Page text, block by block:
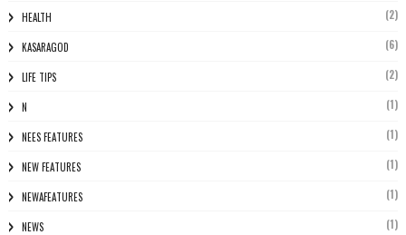
HEALTH (2)
KASARAGOD (6)
LIFE TIPS (2)
N (1)
NEES FEATURES (1)
NEW FEATURES (1)
NEWAFEATURES (1)
NEWS (1)